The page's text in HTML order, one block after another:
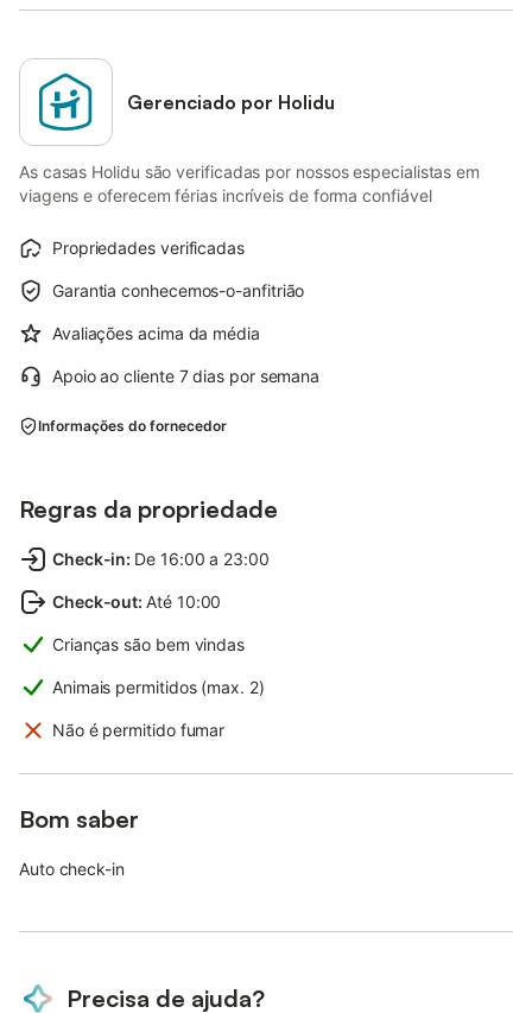
Gerenciado por Holidu
As casas Holidu são verificadas por nossos especialistas em
viagens e oferecem férias incríveis de forma confiável
Propriedades verificadas
Garantia conhecemos-o-anfitrião
Avaliações acima da média
Apoio ao cliente 7 dias por semana
Informações do fornecedor
Regras da propriedade
Check-in: De 16:00 a 23:00
Check-out: Até 10:00
Crianças são bem vindas
Animais permitidos (max. 2)
Não é permitido fumar
Bom saber
Auto check-in
Precisa de ajuda?